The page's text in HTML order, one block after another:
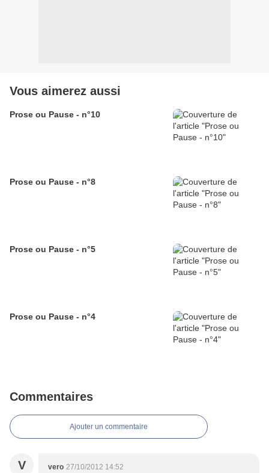
Vous aimerez aussi
Prose ou Pause - n°10
Prose ou Pause - n°8
Prose ou Pause - n°5
Prose ou Pause - n°4
Commentaires
Ajouter un commentaire
V vero 27/10/2012 14:52